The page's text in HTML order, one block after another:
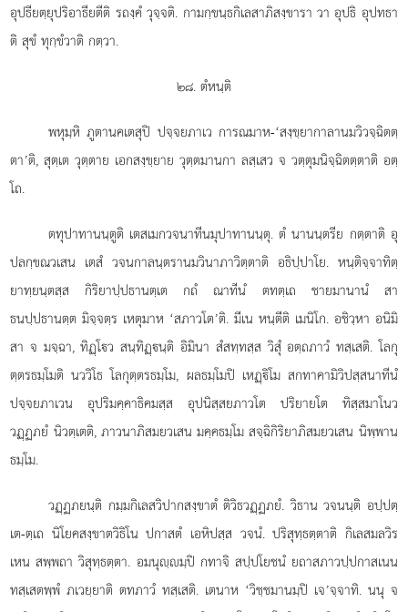
อุปธียตฺยุปริอาธียตีติ รถงฺคํ วุจฺจติ. กามกฺขนฺธกิเลสาภิสงฺขารา วา อุปธิ อุปทธา
ติ สุขํ ทุกฺขํวาติ กตฺวา.
๒๘. ตํหนฺติ
พหุมฺหิ ภูตานคเตสุปิ ปจฺจยภาเว การณมาห-‘สงฺขฺยากาลานมวิวจฺฉิตตฺ
ตา’ติ, สุตฺเต วุตฺตาย เอกสงฺขฺยาย วุตฺตมานกา ลสฺเสว จ วตฺตุมนิจฺฉิตตฺตาติ อตฺ
โถ.
ตทุปาทานนฺตูติ เตสเมกวจนาทีนมุปาทานนฺตุ. ตํ นานนฺตรีย กตฺตาติ อุ
ปลกฺขณวเสน เตสํ วจนกาลนฺตรานมวินาภาวิตฺตาติ อธิปฺปาโย. หนฺติจฺจาทิตฺ
ยาทฺยนฺตสฺส กิริยาปฺปธานตฺเต กถํ ณาทีนํ ตทตฺเถ ชายมานานํ สา
ธนปฺปธานตฺต มิจฺจตฺร เหตุมาห ‘สภาวโต’ติ. มีเน หนฺตีติ เมนิโก. อชิวฺหา อนิมิ
สา จ มจฺฉา, ทิฏฺโว สนฺทิฏฺนฺติ อิมินา สํสทฺทสฺส วิสุํ อตฺถภาวํ ทสฺเสติ. โลกุ
ตฺตรธมฺโมติ นววิโธ โลกุตฺตรธมฺโม, ผลธมฺโมปิ เหฏฺิโม สกทาคามิวิปสฺสนาทีนํ
ปจฺจยภาเวน อุปริมคฺคาธิคมสฺส อุปนิสฺสยภาวโต ปริยายโต ทิสฺสมาโนว
วฏฺฏภยํ นิวตฺเตติ, ภาวนาภิสมยวเสน มคฺคธมฺโม สจฺฉิกิริยาภิสมยวเสน นิพฺพาน
ธมฺโม.
วฏฺฏภยนฺติ กมฺมกิเลสวิปากสงฺขาตํ ติวิธวฏฺฏภยํ. วิธาน วจนนฺติ อปฺปตฺ
เต-ตฺเถ นิโยคสงฺขาตวิธิโน ปกาสตํ เอหิปสฺส วจนํ. ปริสุทฺธตฺตาติ กิเลสมลวิร
เหน สพฺพถา วิสุทฺธตฺตา. อมนุฺมฺปิ กทาจิ สปฺปโยชนํ ยถาสภาวปฺปกาสเนน
ทสฺเสตพฺพํ ภเวยฺยาติ ตทภาวํ ทสฺเสติ. เตนาห ‘วิชฺชมานมฺปิ เจ’จฺจาทิ. นนุ จ